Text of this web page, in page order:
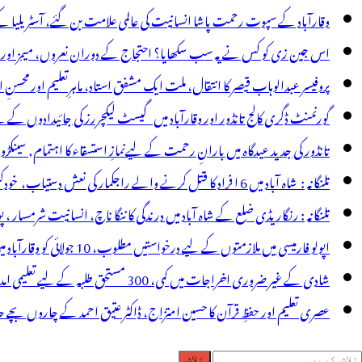
کے
ضامن
وقارآباد کے سپوت رحمت پاشا انسانیت کی عالمی علامت بن گئے،
اس جین زی کو کس نے یہ سب سکھایا؟ احتجاج کے دوران نعروں، میمز اور
پروفیسر عبدالوہاب قیصر کا انتقال، ملت ایک مشفق استاد، ماہرِتعلیم اور
گورنمنٹ ڈگری کالج تانڈور اور وقارآباد میں گیسٹ لیکچررز کی جائیدادوں
تانڈور کی جدید عیدگاہ میں بارانِ رحمت کے لیےنمازِ استسقاء کا اہتمام,
تلنگانہ : شاہ آباد میں 6 ا فراد کا قتل کرنے والے راجکمار کی نعش دستیاب، خودکشی کا شبہ ! نعش کے ساتھ زہر کی بوتل پائی گئی
تلنگانہ : رنگاریڈی ضلع کے شاہ آباد میں درندگی کا ننگا ناچ، انسانیت شرمسار ، پو کسو کیس کے ملزم راجکمار
اپولو فارمیسی میں ملازمتوں کے لیے درخواستیں مطلوب، 10 جولائی کو وقارآباد میں جاب میلہ، بیروزگار نوجوان استفادہ کریں
شادی کے غیر ضروری اخراجات میں کمی، 300 مستحق طلبہ کے لیے تعلیمی امداد، عبدالمقیت چندا کا مثالی اقدام
عصری تعلیم اور حفظِ قرآن کا حسین امتزاج، ڈاکٹر عتیق احمد کے چاروں
تلاش